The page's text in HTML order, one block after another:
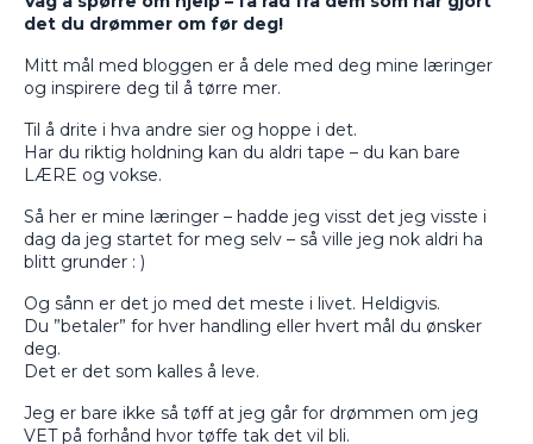
det du drømmer om før deg!
Mitt mål med bloggen er å dele med deg mine læringer
og inspirere deg til å tørre mer.
Til å drite i hva andre sier og hoppe i det.
Har du riktig holdning kan du aldri tape – du kan bare
LÆRE og vokse.
Så her er mine læringer – hadde jeg visst det jeg visste i
dag da jeg startet for meg selv – så ville jeg nok aldri ha
blitt grunder : )
Og sånn er det jo med det meste i livet. Heldigvis.
Du ”betaler” for hver handling eller hvert mål du ønsker
deg.
Det er det som kalles å leve.
Jeg er bare ikke så tøff at jeg går for drømmen om jeg
VET på forhånd hvor tøffe tak det vil bli.